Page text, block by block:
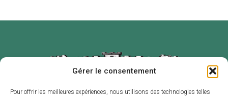
Gérer le consentement
Pour offrir les meilleures expériences, nous utilisons des technologies telles